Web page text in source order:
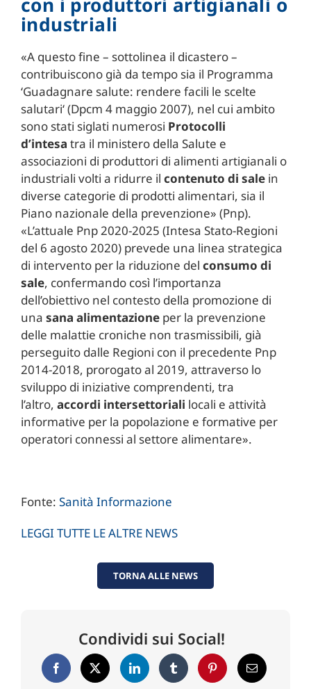
industriali
«A questo fine – sottolinea il dicastero –
contribuiscono già da tempo sia il Programma
‘Guadagnare salute: rendere facili le scelte
salutari‘ (Dpcm 4 maggio 2007), nel cui ambito
sono stati siglati numerosi Protocolli
d’intesa tra il ministero della Salute e
associazioni di produttori di alimenti artigianali o
industriali volti a ridurre il contenuto di salein
diverse categorie di prodotti alimentari, sia il
Piano nazionale della prevenzione» (Pnp).
«L’attuale Pnp 2020-2025 (Intesa Stato-Regioni
del 6 agosto 2020) prevede una linea strategica
di intervento per la riduzione del consumo di
sale, confermando così l’importanza
dell’obiettivo nel contesto della promozione di
una sana alimentazioneper la prevenzione
delle malattie croniche non trasmissibili, già
perseguito dalle Regioni con il precedente Pnp
2014-2018, prorogato al 2019, attraverso lo
sviluppo di iniziative comprendenti, tra
l’altro, accordi intersettoriali locali e attività
informative per la popolazione e formative per
operatori connessi al settore alimentare».
Fonte: Sanità Informazione
LEGGI TUTTE LE ALTRE NEWS
TORNA ALLE NEWS
Condividi sui Social!